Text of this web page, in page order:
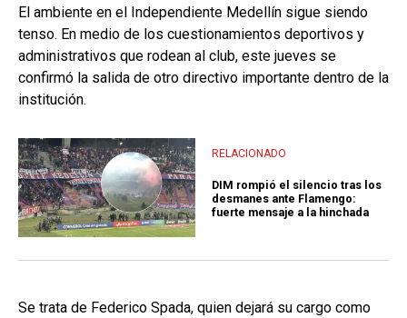
El ambiente en el Independiente Medellín sigue siendo
tenso. En medio de los cuestionamientos deportivos y
administrativos que rodean al club, este jueves se
confirmó la salida de otro directivo importante dentro de la
institución.
RELACIONADO
DIM rompió el silencio tras los
desmanes ante Flamengo:
fuerte mensaje a la hinchada
Se trata de Federico Spada, quien dejará su cargo como